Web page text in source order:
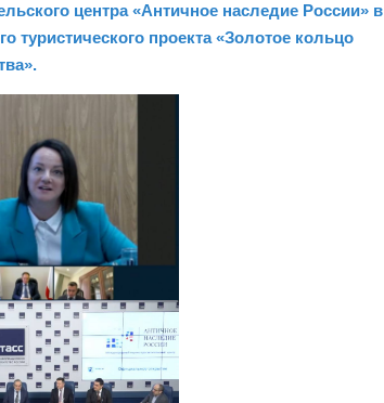
центра «Античное наследие России» в
туристического проекта «Золотое кольцо